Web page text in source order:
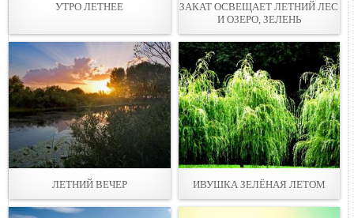
УТРО ЛЕТНЕЕ
ЗАКАТ ОСВЕЩАЕТ ЛЕТНИЙ ЛЕС
И ОЗЕРО, ЗЕЛЕНЬ
ЛЕТНИЙ ВЕЧЕР ИВУШКА ЗЕЛЁНАЯ ЛЕТОМ